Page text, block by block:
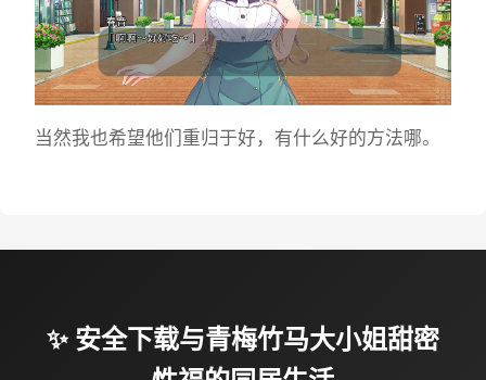
当然我也希望他们重归于好，有什么好的方法哪。
✨ 安全下载与青梅竹马大小姐甜密